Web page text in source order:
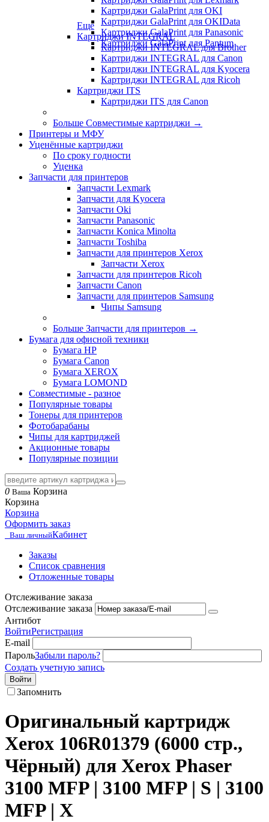
Картриджи GalaPrint для OKI
Картриджи GalaPrint для OKIData
Картриджи GalaPrint для Panasonic
Картриджи GalaPrint для Pantum
Еще
Картриджи INTEGRAL
Картриджи INTEGRAL для Brother
Картриджи INTEGRAL для Canon
Картриджи INTEGRAL для Kyocera
Картриджи INTEGRAL для Ricoh
Картриджи ITS
Картриджи ITS для Canon
Больше Совместимые картриджи →
Принтеры и МФУ
Уценённые картриджи
По сроку годности
Уценка
Запчасти для принтеров
Запчасти Lexmark
Запчасти для Kyocera
Запчасти Oki
Запчасти Panasonic
Запчасти Koniсa Minolta
Запчасти Toshiba
Запчасти для принтеров Xerox
Запчасти Xerox
Запчасти для принтеров Ricoh
Запчасти Canon
Запчасти для принтеров Samsung
Чипы Samsung
Больше Запчасти для принтеров →
Бумага для офисной техники
Бумага HP
Бумага Canon
Бумага XEROX
Бумага LOMOND
Совместимые - разное
Популярные товары
Тонеры для принтеров
Фотобарабаны
Чипы для картриджей
Акционные товары
Популярные позиции
0 Ваша Корзина
Корзина
Корзина
Оформить заказ
Ваш личныйКабинет
Заказы
Список сравнения
Отложенные товары
Отслеживание заказа
Отслеживание заказа
Антибот
ВойтиРегистрация
E-mail
ПарольЗабыли пароль?
Создать учетную запись
Войти
Запомнить
Оригинальный картридж
Xerox 106R01379 (6000 стр.,
Чёрный) для Xerox Phaser
3100 MFP | 3100 MFP | S | 3100
MFP | X